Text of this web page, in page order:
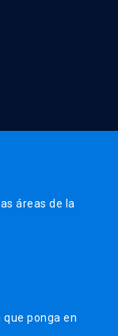
áreas de la
ponga en